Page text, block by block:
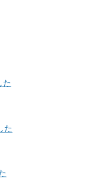
た
た